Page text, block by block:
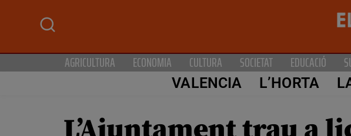
AGRICULTURA ECONOMIA CULTURA SOCIETAT EDUCACIÓ
VALENCIA L’HORTA